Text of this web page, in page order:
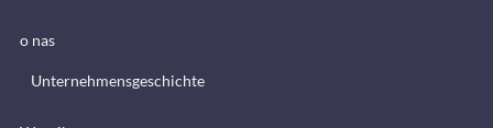
o nas
Unternehmensgeschichte